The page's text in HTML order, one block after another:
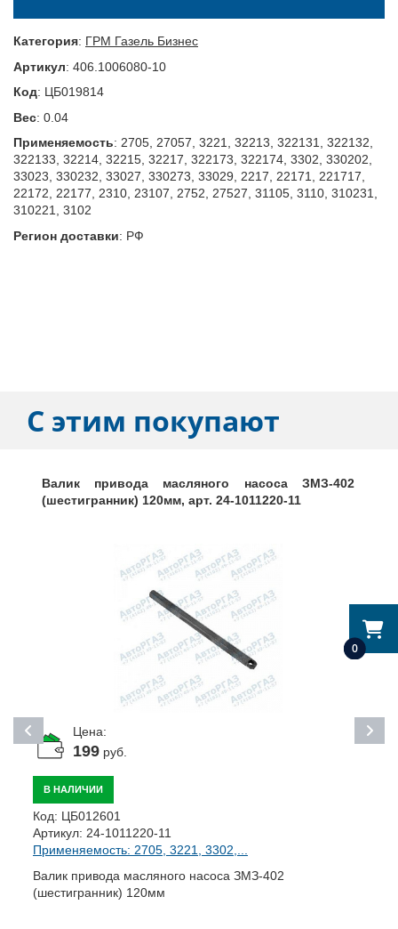
0
Категория: ГРМ Газель Бизнес
Артикул: 406.1006080-10
Код: ЦБ019814
Вес: 0.04
Применяемость: 2705, 27057, 3221, 32213, 322131, 322132,
322133, 32214, 32215, 32217, 322173, 322174, 3302, 330202,
33023, 330232, 33027, 330273, 33029, 2217, 22171, 221717,
22172, 22177, 2310, 23107, 2752, 27527, 31105, 3110, 310231,
310221, 3102
Регион доставки: РФ
С этим покупают
Валик привода масляного насоса ЗМЗ-402
(шестигранник) 120мм, арт. 24-1011220-11
Цена:
199руб.
В НАЛИЧИИ
Код: ЦБ012601
Артикул: 24-1011220-11
Применяемость: 2705, 3221, 3302,...
Валик привода масляного насоса ЗМЗ-402
(шестигранник) 120мм